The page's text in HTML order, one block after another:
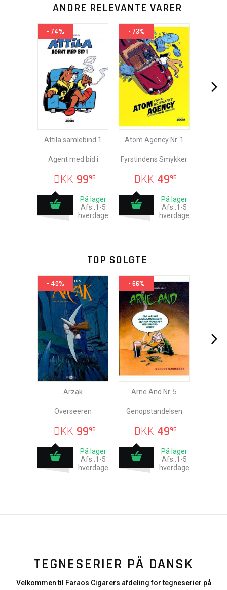
ANDRE RELEVANTE VARER
- 74%
Attila samlebind 1
Agent med bid i
DKK 9995
På lager
Afs.:1-5
hverdage
- 73%
Atom Agency Nr. 1
Fyrstindens Smykker
DKK 4995
På lager
Afs.:1-5
hverdage
TOP SOLGTE
- 49%
Arzak
Overseeren
DKK 9995
På lager
Afs.:1-5
hverdage
- 66%
Arne And Nr. 5
Genopstandelsen
DKK 4995
På lager
Afs.:1-5
hverdage
TEGNESERIER PÅ DANSK
Velkommen til Faraos Cigarers afdeling for tegneserier på